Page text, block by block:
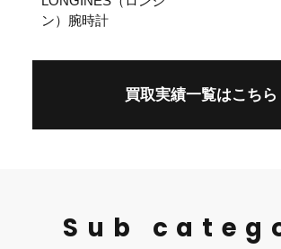
ン）腕時計
買取実績一覧はこちら
Sub